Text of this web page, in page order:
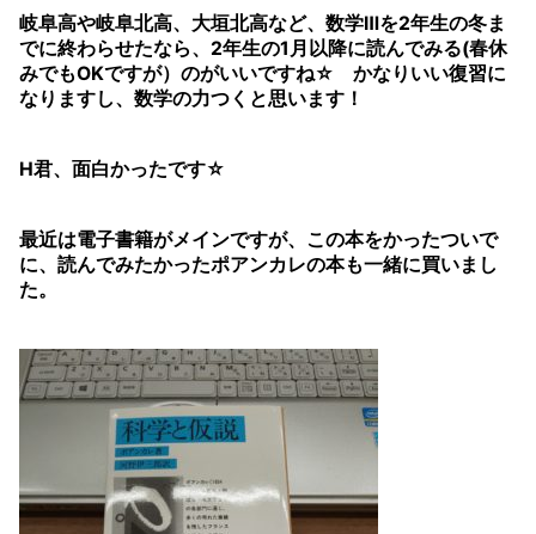
岐阜高や岐阜北高、大垣北高など、数学Ⅲを2年生の冬ま
でに終わらせたなら、2年生の1月以降に読んでみる(春休
みでもOKですが）のがいいですね☆ かなりいい復習に
なりますし、数学の力つくと思います！
H君、面白かったです☆
最近は電子書籍がメインですが、この本をかったついで
に、読んでみたかったポアンカレの本も一緒に買いまし
た。